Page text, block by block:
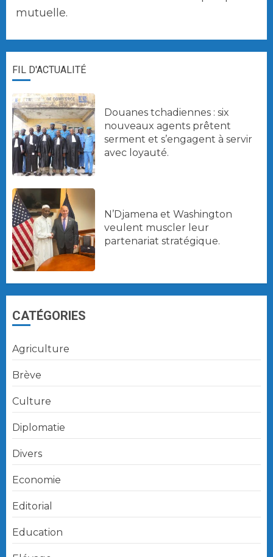
mutuelle.
FIL D'ACTUALITÉ
Douanes tchadiennes : six
nouveaux agents prêtent
serment et s’engagent à servir
avec loyauté.
N’Djamena et Washington
veulent muscler leur
partenariat stratégique.
CATÉGORIES
Agriculture
Brève
Culture
Diplomatie
Divers
Economie
Editorial
Education